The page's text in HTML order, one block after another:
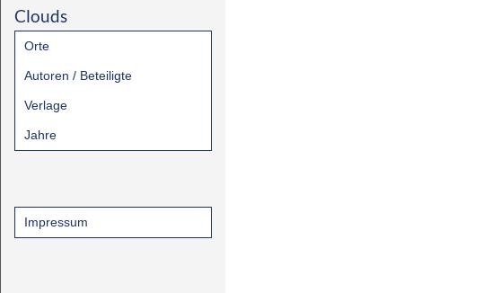
Clouds
Orte
Autoren / Beteiligte
Verlage
Jahre
Impressum